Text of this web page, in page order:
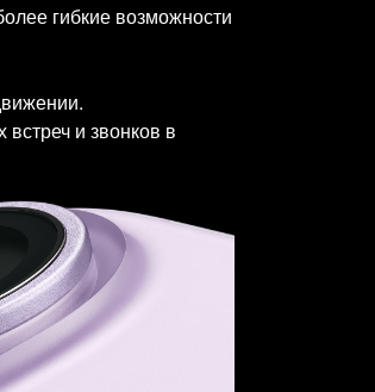
гибкие возможности
и звонков в